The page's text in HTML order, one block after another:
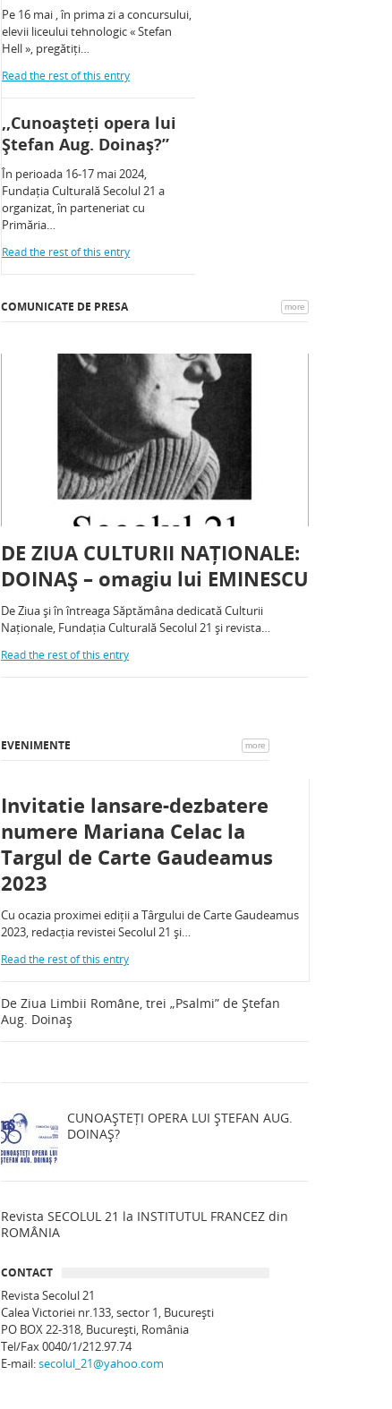
Pe 16 mai , în prima zi a concursului,
elevii liceului tehnologic « Stefan
Hell », pregătiți…
Read the rest of this entry
,,Cunoașteți opera lui
Ștefan Aug. Doinaș?”
În perioada 16-17 mai 2024,
Fundația Culturală Secolul 21 a
organizat, în parteneriat cu
Primăria…
Read the rest of this entry
COMUNICATE DE PRESA more
DE ZIUA CULTURII NAȚIONALE:
DOINAȘ – omagiu lui EMINESCU
De Ziua și în întreaga Săptămâna dedicată Culturii
Naționale, Fundația Culturală Secolul 21 și revista…
Read the rest of this entry
EVENIMENTE more
Invitatie lansare-dezbatere
numere Mariana Celac la
Targul de Carte Gaudeamus
2023
Cu ocazia proximei ediții a Târgului de Carte Gaudeamus
2023, redacția revistei Secolul 21 și…
Read the rest of this entry
De Ziua Limbii Române, trei „Psalmi” de Ștefan
Aug. Doinaș
CUNOAȘTEȚI OPERA LUI ȘTEFAN AUG.
DOINAȘ?
Revista SECOLUL 21 la INSTITUTUL FRANCEZ din
ROMÂNIA
CONTACT
Revista Secolul 21
Calea Victoriei nr.133, sector 1, Bucureşti
PO BOX 22-318, București, România
Tel/Fax 0040/1/212.97.74
E-mail:secolul_21@yahoo.com